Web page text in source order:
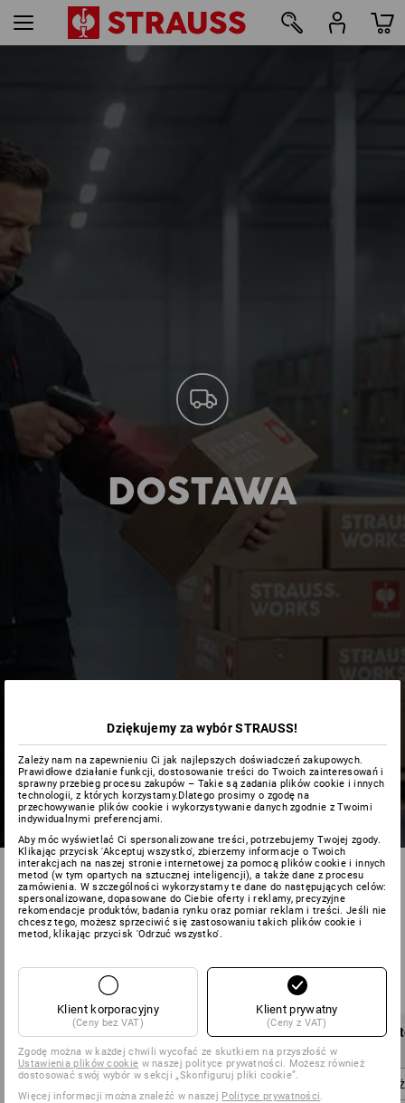
DOSTAWA
Koszty wysyłki na terenie Polski:
Wartość towaru
bez VAT
Koszty wysyłki
bez VAT
poniżej 200,00 zł
Dziękujemy za wybór STRAUSS!
Zależy nam na zapewnieniu Ci jak najlepszych doświadczeń zakupowych.
Prawidłowe działanie funkcji, dostosowanie treści do Twoich zainteresowań i
sprawny przebieg procesu zakupów – Takie są zadania plików cookie i innych
technologii, z których korzystamy.Dlatego prosimy o zgodę na
przechowywanie plików cookie i wykorzystywanie danych zgodnie z Twoimi
indywidualnymi preferencjami.
Aby móc wyświetlać Ci spersonalizowane treści, potrzebujemy Twojej zgody.
Klikając przycisk 'Akceptuj wszystko', zbierzemy informacje o Twoich
interakcjach na naszej stronie internetowej za pomocą plików cookie i innych
metod (w tym opartych na sztucznej inteligencji), a także dane z procesu
zamówienia. W szczególności wykorzystamy te dane do następujących celów:
spersonalizowane, dopasowane do Ciebie oferty i reklamy, precyzyjne
rekomendacje produktów, badania rynku oraz pomiar reklam i treści. Jeśli nie
chcesz tego, możesz sprzeciwić się zastosowaniu takich plików cookie i
metod, klikając przycisk 'Odrzuć wszystko'.
Klient korporacyjny
(Ceny bez VAT)
Klient prywatny
(Ceny z VAT)
Zgodę można w każdej chwili wycofać ze skutkiem na przyszłość w
Ustawienia plików cookie w naszej polityce prywatności. Możesz również
dostosować swój wybór w sekcji „Skonfiguruj pliki cookie”.
Więcej informacji można znaleźć w naszej Polityce prywatności